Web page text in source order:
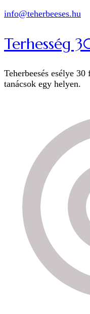
info@teherbeeses.hu
Terhesség
Teherbeesés esélye
tanácsok egy helyen.